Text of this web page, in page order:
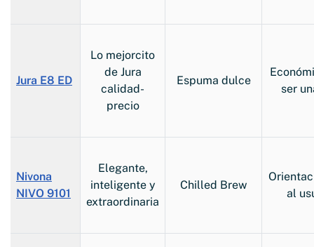
Jura E8 ED
Lo mejorcito
de Jura
calidad-
precio
Espuma dulce
ser
Nivona
NIVO 9101
Elegante,
inteligente y
extraordinaria
Chilled Brew
al